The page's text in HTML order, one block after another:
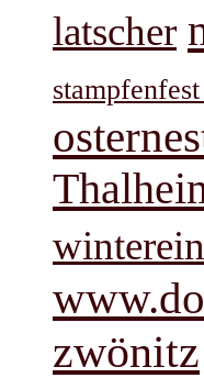
latscher
zwönitz